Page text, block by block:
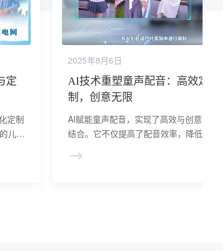
定
定制
儿童
2025年8月6日
AI技术重塑童声配音：高效定
制，创意无限
AI赋能童声配音，实现了高效与创意的完
结合。它不仅提高了配音效率，降低了成
动了童声配音领域的创新发展。